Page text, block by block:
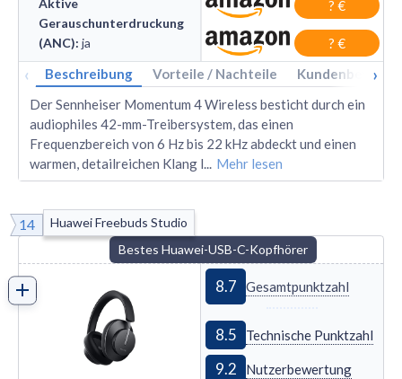
Aktive
Gerauschunterdruckung
(ANC): ja
? €
? €
‹ Beschreibung Vorteile / Nachteile ›
Der Sennheiser Momentum 4 Wireless besticht durch ein
audiophiles 42-mm-Treibersystem, das einen
Frequenzbereich von 6 Hz bis 22 kHz abdeckt und einen
warmen, detailreichen Klang l... Mehr lesen
14
Huawei Freebuds Studio
Bestes Huawei-USB-C-Kopfhörer
8.7 Gesamtpunktzahl
8.5 Technische Punktzahl
9.2 Nutzerbewertung